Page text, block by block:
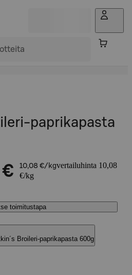
paprikapasta
€ 10,08 €/kgvertailuhinta 10,08
€/kg
toimitustapa
Lisää suosikkeihin, Wotkin´s Broileri-paprikapasta 600g